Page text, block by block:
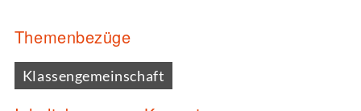
Themenbezüge
Klassengemeinschaft